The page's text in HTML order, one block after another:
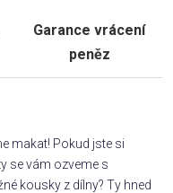
Garance vrácení
peněz
makat! Pokud jste si
se vám ozveme s
kousky z dílny? Ty hned